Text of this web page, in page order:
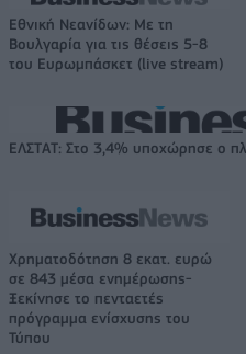
Εθνική Νεανίδων: Με τη
Βουλγαρία για τις θέσεις 5-8
του Ευρωμπάσκετ (live stream)
ΕΛΣΤΑΤ: Στο 3,4% υποχώρησε ο
Χρηματοδότηση 8 εκατ. ευρώ
σε 843 μέσα ενημέρωσης-
Ξεκίνησε το πενταετές
πρόγραμμα ενίσχυσης του
Τύπου